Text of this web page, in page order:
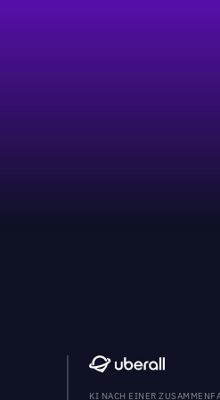
KI NACH EINER